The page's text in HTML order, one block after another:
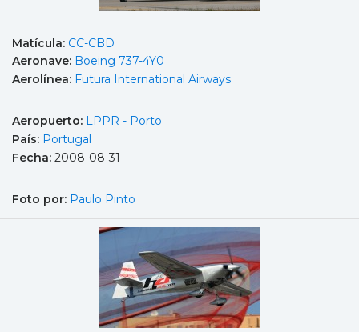
Matícula: CC-CBD
Aeronave: Boeing 737-4Y0
Aerolínea: Futura International Airways
Aeropuerto: LPPR - Porto
País: Portugal
Fecha: 2008-08-31
Foto por: Paulo Pinto